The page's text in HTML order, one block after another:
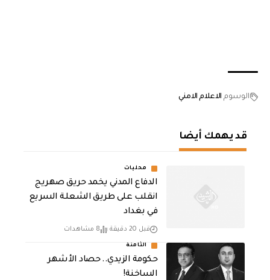
الوسوم الاعلام الامني
قد يهمك أيضا
محليات
الدفاع المدني يخمد حريق صهريج
انقلب على طريق الشعلة السريع
في بغداد
قبل 20 دقيقة 8 مشاهدات
الثامنة
حكومة الزيدي.. حصاد الأشهر
الساخنة!